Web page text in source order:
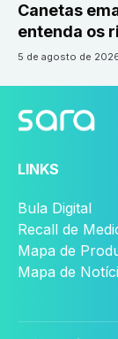
Canetas
entenda os
5 de agosto de
LINKS
Bula Digital
Recall de
Mapa de
Mapa de